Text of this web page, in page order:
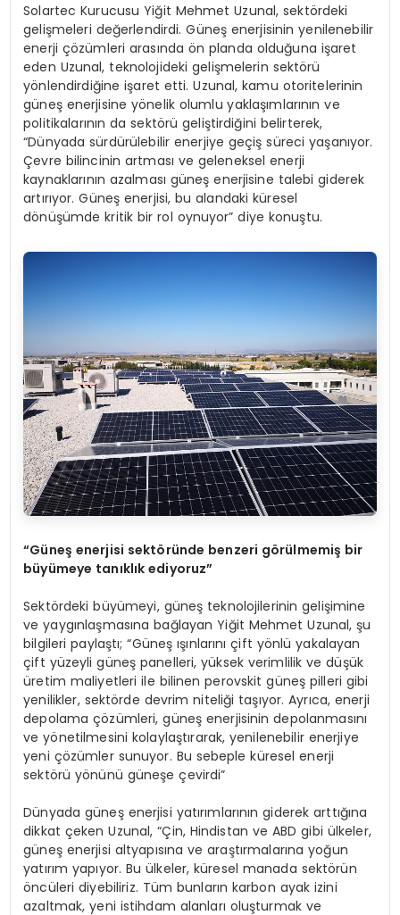
Solartec Kurucusu Yiğit Mehmet Uzunal, sektördeki
gelişmeleri değerlendirdi. Güneş enerjisinin yenilenebilir
enerji çözümleri arasında ön planda olduğuna işaret
eden Uzunal, teknolojideki gelişmelerin sektörü
yönlendirdiğine işaret etti. Uzunal, kamu otoritelerinin
güneş enerjisine yönelik olumlu yaklaşımlarının ve
politikalarının da sektörü geliştirdiğini belirterek,
“Dünyada sürdürülebilir enerjiye geçiş süreci yaşanıyor.
Çevre bilincinin artması ve geleneksel enerji
kaynaklarının azalması güneş enerjisine talebi giderek
artırıyor. Güneş enerjisi, bu alandaki küresel
dönüşümde kritik bir rol oynuyor” diye konuştu.
“Güneş enerjisi sektöründe benzeri görülmemiş bir
büyümeye tanıklık ediyoruz”
Sektördeki büyümeyi, güneş teknolojilerinin gelişimine
ve yaygınlaşmasına bağlayan Yiğit Mehmet Uzunal, şu
bilgileri paylaştı; “Güneş ışınlarını çift yönlü yakalayan
çift yüzeyli güneş panelleri, yüksek verimlilik ve düşük
üretim maliyetleri ile bilinen perovskit güneş pilleri gibi
yenilikler, sektörde devrim niteliği taşıyor. Ayrıca, enerji
depolama çözümleri, güneş enerjisinin depolanmasını
ve yönetilmesini kolaylaştırarak, yenilenebilir enerjiye
yeni çözümler sunuyor. Bu sebeple küresel enerji
sektörü yönünü güneşe çevirdi”
Dünyada güneş enerjisi yatırımlarının giderek arttığına
dikkat çeken Uzunal, “Çin, Hindistan ve ABD gibi ülkeler,
güneş enerjisi altyapısına ve araştırmalarına yoğun
yatırım yapıyor. Bu ülkeler, küresel manada sektörün
öncüleri diyebiliriz. Tüm bunların karbon ayak izini
azaltmak, yeni istihdam alanları oluşturmak ve